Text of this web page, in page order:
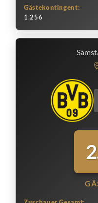
Gästekontingent:
1.256